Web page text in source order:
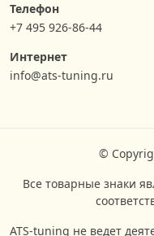
Телефон
+7 495 926-86-44
Интернет
info@ats-tuning.ru
©
Все товарные знаки
ATS-tuning не ведет